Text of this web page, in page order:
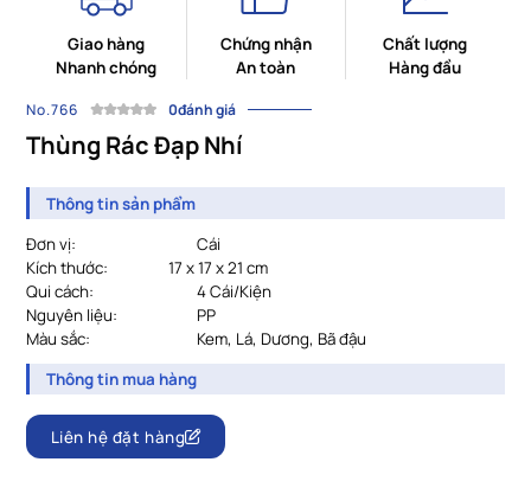
Giao hàng
Nhanh chóng
Chứng nhận
An toàn
Chất lượng
Hàng đầu
No.766 0đánh giá
Thùng Rác Đạp Nhí
Thông tin sản phẩm
Đơn vị:
Cái
Kích thước:
17 x 17 x 21 cm
Qui cách:
4 Cái/Kiện
Nguyên liệu:
PP
Màu sắc:
Kem, Lá, Dương, Bã đậu
Thông tin mua hàng
Liên hệ đặt hàng